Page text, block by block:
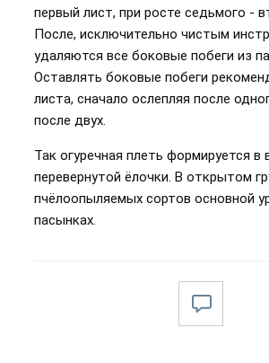
первый лист, при росте седьмого -
После, исключительно чистым
удаляются все боковые побеги из
Оставлять боковые побеги
листа, сначало ослепляя после
после двух.
Так огуречная плеть формируется в
перевернутой ёлочки. В открытом
пчёлоопыляемых сортов основной
пасынках.